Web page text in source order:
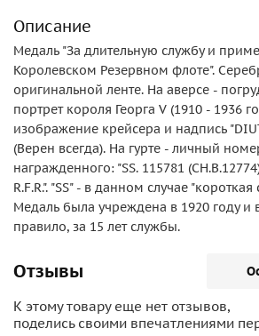
Описание
Медаль "За длительную службу и
Королевском Резервном флоте".
оригинальной ленте. На аверсе -
портрет короля Георга V (1910 - 1936
изображение крейсера и надпись
(Верен всегда). На гурте - личный
награжденного: "SS. 115781
R.F.R.". "SS" - в данном случае "короткая
Медаль была учреждена в 1920 году и
правило, за 15 лет службы.
Отзывы
К этому товару еще нет отзывов,
поделись своими впечатлениями